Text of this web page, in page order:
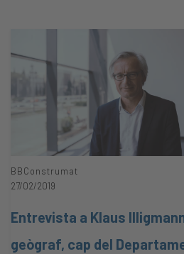
BBConstrumat
27/02/2019
Entrevista a Klaus
geògraf, cap del